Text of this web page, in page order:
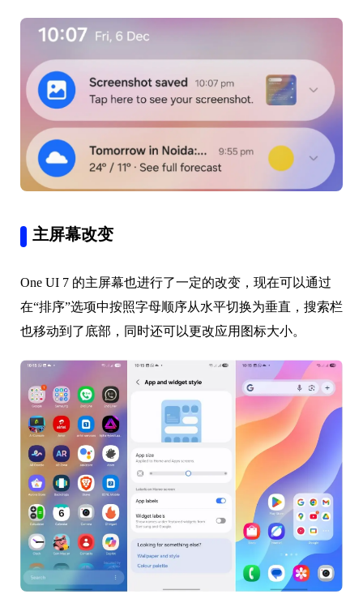
主屏幕改变
One UI 7 的主屏幕也进行了一定的改变，现在可以通过
在“排序”选项中按照字母顺序从水平切换为垂直，搜索栏
也移动到了底部，同时还可以更改应用图标大小。